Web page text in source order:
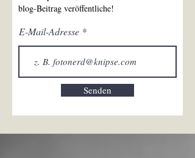
blog-Beitrag veröffentliche!
E-Mail-Adresse
Senden